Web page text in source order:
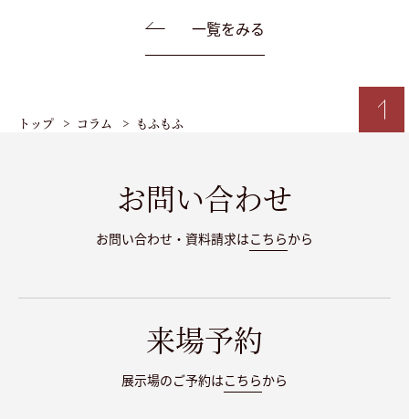
一覧をみる
トップ コラム もふもふ
お問い合わせ
お問い合わせ・資料請求はこちらから
来場予約
展示場のご予約はこちらから